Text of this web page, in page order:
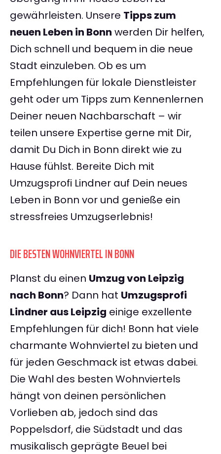
gewährleisten. Unsere Tipps zum
neuen Leben in Bonn werden Dir helfen,
Dich schnell und bequem in die neue
Stadt einzuleben. Ob es um
Empfehlungen für lokale Dienstleister
geht oder um Tipps zum Kennenlernen
Deiner neuen Nachbarschaft – wir
teilen unsere Expertise gerne mit Dir,
damit Du Dich in Bonn direkt wie zu
Hause fühlst. Bereite Dich mit
Umzugsprofi Lindner auf Dein neues
Leben in Bonn vor und genieße ein
stressfreies Umzugserlebnis!
DIE BESTEN WOHNVIERTEL IN BONN
Planst du einen Umzug von Leipzig
nach Bonn? Dann hat Umzugsprofi
Lindner aus Leipzig einige exzellente
Empfehlungen für dich! Bonn hat viele
charmante Wohnviertel zu bieten und
für jeden Geschmack ist etwas dabei.
Die Wahl des besten Wohnviertels
hängt von deinen persönlichen
Vorlieben ab, jedoch sind das
Poppelsdorf, die Südstadt und das
musikalisch geprägte Beuel bei